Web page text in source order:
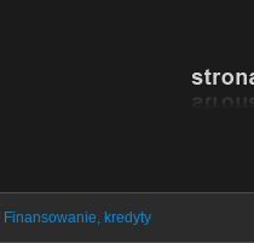
Finansowanie, kredyty